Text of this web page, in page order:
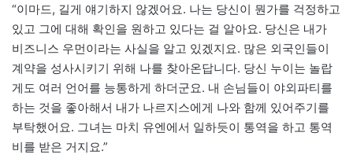
“이마드, 길게 얘기하지 않겠어요. 나는 당신이 뭔가를 걱정하고
있고 그에 대해 확인을 원하고 있다는 걸 알아요. 당신은 내가
비즈니스 우먼이라는 사실을 알고 있겠지요. 많은 외국인들이
계약을 성사시키기 위해 나를 찾아온답니다. 당신 누이는 놀랍
게도 여러 언어를 능통하게 하더군요. 내 손님들이 야외파티를
하는 것을 좋아해서 내가 나르지스에게 나와 함께 있어주기를
부탁했어요. 그녀는 마치 유엔에서 일하듯이 통역을 하고 통역
비를 받은 거지요.”